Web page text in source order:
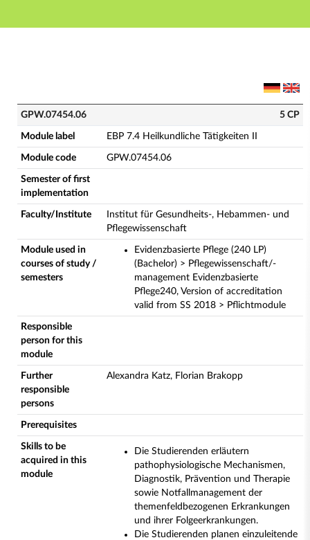
Main navigation
GPW.07454.06 - EBP 7.4 Heilkundliche Tätigkeiten
GPW.07454.06 5 CP
Module label EBP 7.4 Heilkundliche Tätigkeiten II
Module code GPW.07454.06
Semester of first
implementation
Faculty/Institute
Institut für Gesundheits-, Hebammen- und
Pflegewissenschaft
Module used in
courses of study /
semesters
Evidenzbasierte Pflege (240 LP)
(Bachelor) > Pflegewissenschaft/-
management Evidenzbasierte
Pflege240, Version of accreditation
valid from SS 2018 > Pflichtmodule
Responsible
person for this
module
Further
responsible
persons
Alexandra Katz, Florian Brakopp
Prerequisites
Skills to be
acquired in this
module
Die Studierenden erläutern
pathophysiologische Mechanismen,
Diagnostik, Prävention und Therapie
sowie Notfallmanagement der
themenfeldbezogenen Erkrankungen
und ihrer Folgeerkrankungen.
Die Studierenden planen einzuleitende